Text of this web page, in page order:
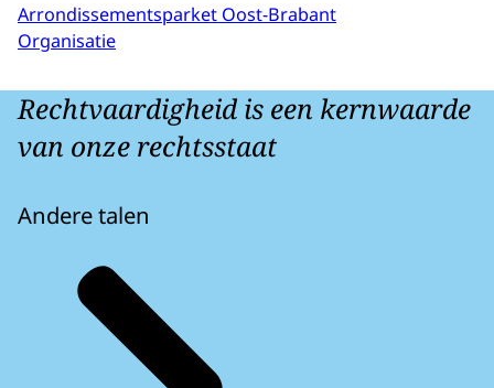
Arrondissementsparket Oost-Brabant
Organisatie
Rechtvaardigheid is een kernwaarde
van onze rechtsstaat
Andere talen